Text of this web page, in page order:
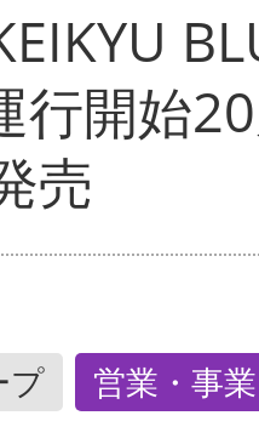
行開始
売
プ 営業・事